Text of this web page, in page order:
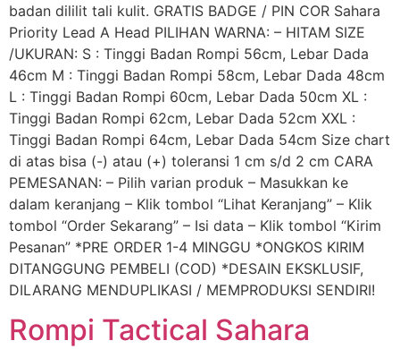
badan dililit tali kulit. GRATIS BADGE / PIN COR Sahara
Priority Lead A Head PILIHAN WARNA: – HITAM SIZE
/UKURAN: S : Tinggi Badan Rompi 56cm, Lebar Dada
46cm M : Tinggi Badan Rompi 58cm, Lebar Dada 48cm
L : Tinggi Badan Rompi 60cm, Lebar Dada 50cm XL :
Tinggi Badan Rompi 62cm, Lebar Dada 52cm XXL :
Tinggi Badan Rompi 64cm, Lebar Dada 54cm Size chart
di atas bisa (-) atau (+) toleransi 1 cm s/d 2 cm CARA
PEMESANAN: – Pilih varian produk – Masukkan ke
dalam keranjang – Klik tombol “Lihat Keranjang” – Klik
tombol “Order Sekarang” – Isi data – Klik tombol “Kirim
Pesanan” *PRE ORDER 1-4 MINGGU *ONGKOS KIRIM
DITANGGUNG PEMBELI (COD) *DESAIN EKSKLUSIF,
DILARANG MENDUPLIKASI / MEMPRODUKSI SENDIRI!
Rompi Tactical Sahara